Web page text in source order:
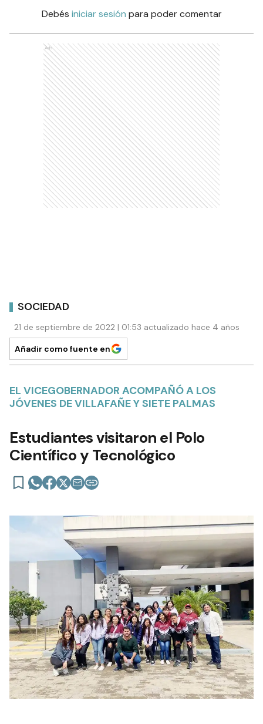
Debés iniciar sesión para poder comentar
Ads
SOCIEDAD
21 de septiembre de 2022 | 01:53 actualizado hace 4 años
Añadir como fuente en
EL VICEGOBERNADOR ACOMPAÑÓ A LOS
JÓVENES DE VILLAFAÑE Y SIETE PALMAS
Estudiantes visitaron el Polo
Científico y Tecnológico